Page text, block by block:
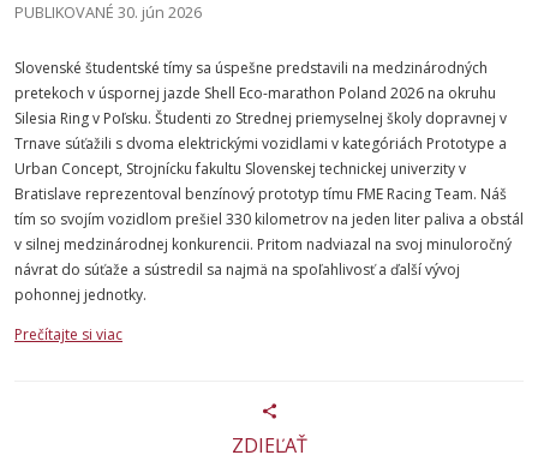
PUBLIKOVANÉ 30. jún 2026
Slovenské študentské tímy sa úspešne predstavili na medzinárodných
pretekoch v úspornej jazde Shell Eco-marathon Poland 2026 na okruhu
Silesia Ring v Poľsku. Študenti zo Strednej priemyselnej školy dopravnej v
Trnave súťažili s dvoma elektrickými vozidlami v kategóriách Prototype a
Urban Concept, Strojnícku fakultu Slovenskej technickej univerzity v
Bratislave reprezentoval benzínový prototyp tímu FME Racing Team. Náš
tím so svojím vozidlom prešiel 330 kilometrov na jeden liter paliva a obstál
v silnej medzinárodnej konkurencii. Pritom nadviazal na svoj minuloročný
návrat do súťaže a sústredil sa najmä na spoľahlivosť a ďalší vývoj
pohonnej jednotky.
Prečítajte si viac
ZDIEĽAŤ